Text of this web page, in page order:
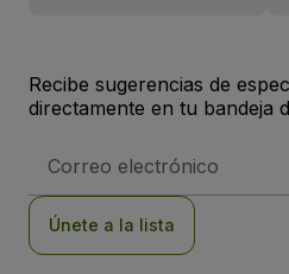
Recibe sugerencias de
directamente en tu bandeja
de
Únete a la lista